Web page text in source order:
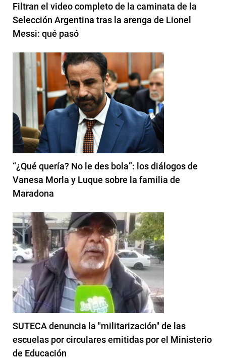
Filtran el video completo de la caminata de la
Selección Argentina tras la arenga de Lionel
Messi: qué pasó
“¿Qué quería? No le des bola”: los diálogos de
Vanesa Morla y Luque sobre la familia de
Maradona
SUTECA denuncia la "militarización" de las
escuelas por circulares emitidas por el Ministerio
de Educación